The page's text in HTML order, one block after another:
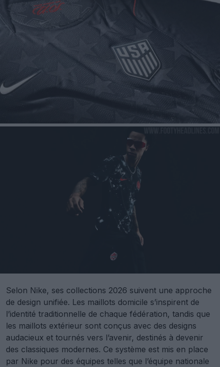
Selon Nike, ses collections 2026 suivent une approche
de design unifiée. Les maillots domicile s’inspirent de
l’identité traditionnelle de chaque fédération, tandis que
les maillots extérieur sont conçus avec des designs
audacieux et tournés vers l’avenir, destinés à devenir
des classiques modernes. Ce système est mis en place
par Nike pour des équipes telles que l’équipe nationale